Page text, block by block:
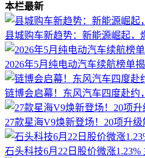
本栏最新
县城购车新趋势：新能源崛起，
2026年5月纯电动汽车续航榜单
链博会启幕！东风汽车四度赴约
27款星海V9焕新登场！20项升
石头科技6月22日股价微涨